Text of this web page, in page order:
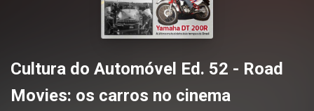
Cultura do Automóvel Ed. 52 - Road
Movies: os carros no cinema